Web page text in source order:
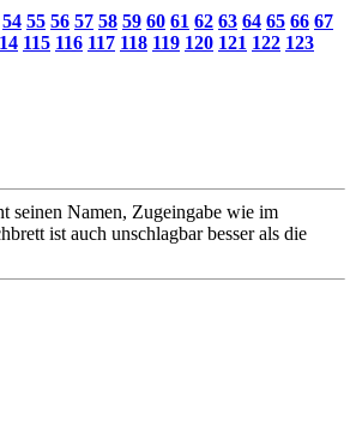
54 55 56 57 58 59 60 61 62 63 64 65 66 67
115 116 117 118 119 120 121 122 123
seinen Namen, Zugeingabe wie im
ist auch unschlagbar besser als die